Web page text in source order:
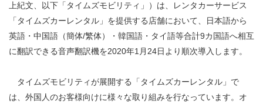
上紀文、以下「タイムズモビリティ」）は、レンタカーサービス
「タイムズカーレンタル」を提供する店舗において、日本語から
英語・中国語（簡体/繁体）・韓国語・タイ語等合計9カ国語へ相互
に翻訳できる音声翻訳機を2020年1月24日より順次導入します。
タイムズモビリティが展開する「タイムズカーレンタル」で
は、外国人のお客様向けに様々な取り組みを行なっています。オ